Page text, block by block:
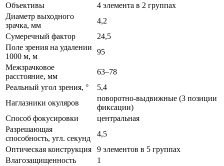
Объективы
4 элемента в 2 группах
Диаметр выходного
зрачка, мм
4,2
Сумеречный фактор
24,5
Поле зрения на удалении
1000 м, м
95
Межзрачковое
расстояние, мм
63–78
Реальный угол зрения, °
5,4
Наглазники окуляров
поворотно-выдвижные (3 позиции
фиксации)
Способ фокусировки
центральная
Разрешающая
способность, угл. секунд
4,5
Оптическая конструкция
9 элементов в 5 группах
Влагозащищенность
1